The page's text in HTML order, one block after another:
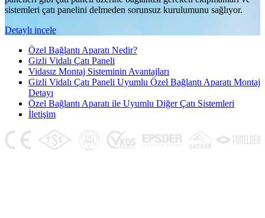
sistemleri çatı panelini delmeden sorunsuz kurulumunu sağlıyor.
Detaylı incele
Özel Bağlantı Aparatı Nedir?
Gizli Vidalı Çatı Paneli
Vidasız Montaj Sisteminin Avantajları
Gizli Vidalı Çatı Paneli Uyumlu Özel Bağlantı Aparatı Montaj
Detayı
Özel Bağlantı Aparatı ile Uyumlu Diğer Çatı Sistemleri
İletişim